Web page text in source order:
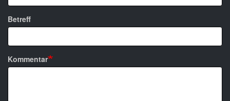
Betreff
Kommentar